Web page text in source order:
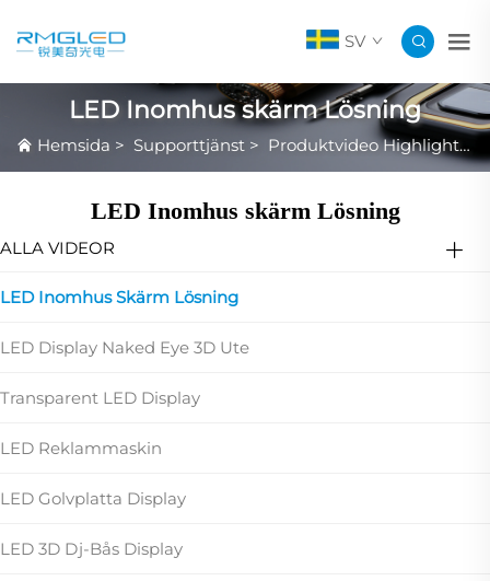
SV
LED Inomhus skärm Lösning
Hemsida > Supporttjänst > Produktvideo Highlights >
LED Inomhus skärm Lösning
ALLA VIDEOR
LED Inomhus Skärm Lösning
LED Display Naked Eye 3D Ute
Transparent LED Display
LED Reklammaskin
LED Golvplatta Display
LED 3D Dj-Bås Display